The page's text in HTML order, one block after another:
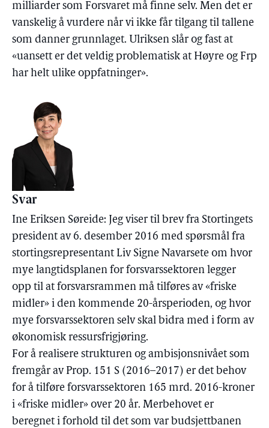
milliarder som Forsvaret må finne selv. Men det er
vanskelig å vurdere når vi ikke får tilgang til tallene
som danner grunnlaget. Ulriksen slår og fast at
«uansett er det veldig problematisk at Høyre og Frp
har helt ulike oppfatninger».
Svar
Ine Eriksen Søreide: Jeg viser til brev fra Stortingets
president av 6. desember 2016 med spørsmål fra
stortingsrepresentant Liv Signe Navarsete om hvor
mye langtidsplanen for forsvarssektoren legger
opp til at forsvarsrammen må tilføres av «friske
midler» i den kommende 20-årsperioden, og hvor
mye forsvarssektoren selv skal bidra med i form av
økonomisk ressursfrigjøring.
For å realisere strukturen og ambisjonsnivået som
fremgår av Prop. 151 S (2016–2017) er det behov
for å tilføre forsvarssektoren 165 mrd. 2016-kroner
i «friske midler» over 20 år. Merbehovet er
beregnet i forhold til det som var budsjettbanen